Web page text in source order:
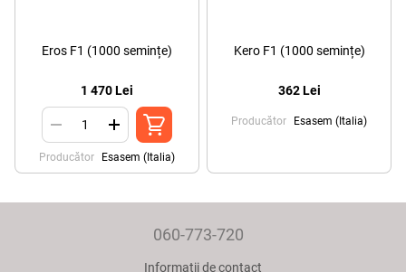
Eros F1 (1000 semințe)
1 470 Lei
Producător Esasem (Italia)
Kero F1 (1000 semințe)
362 Lei
Producător Esasem (Italia)
060-773-720
Informații de contact